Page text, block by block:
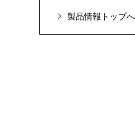
製品情報トップへ